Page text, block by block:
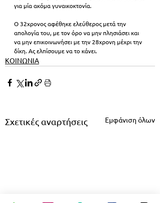
για μία ακόμα γυναικοκτονία.
Ο 32χρονος αφέθηκε ελεύθερος μετά την
απολογία του, με τον όρο να μην πλησιάσει και
να μην επικοινωνήσει με την 28χρονη μέχρι την
δίκη. Ας ελπίσουμε να το κάνει.
ΚΟΙΝΩΝΙΑ
Σχετικές αναρτήσεις Εμφάνιση όλων